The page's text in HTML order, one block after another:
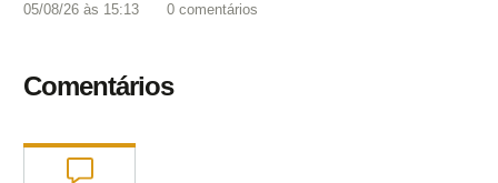
05/08/26 às 15:13 0 comentários
Comentários